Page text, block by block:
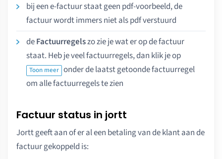
bij een e-factuur staat geen pdf-voorbeeld, de
factuur wordt immers niet als pdf verstuurd
deFactuurregelszo zie je wat er op de factuur
staat. Heb je veel factuurregels, dan klik je op
Toon meer onder de laatst getoonde factuurregel
om alle factuurregels te zien
Factuur status in jortt
Jortt geeft aan of er al een betaling van de klant aan de
factuur gekoppeld is: